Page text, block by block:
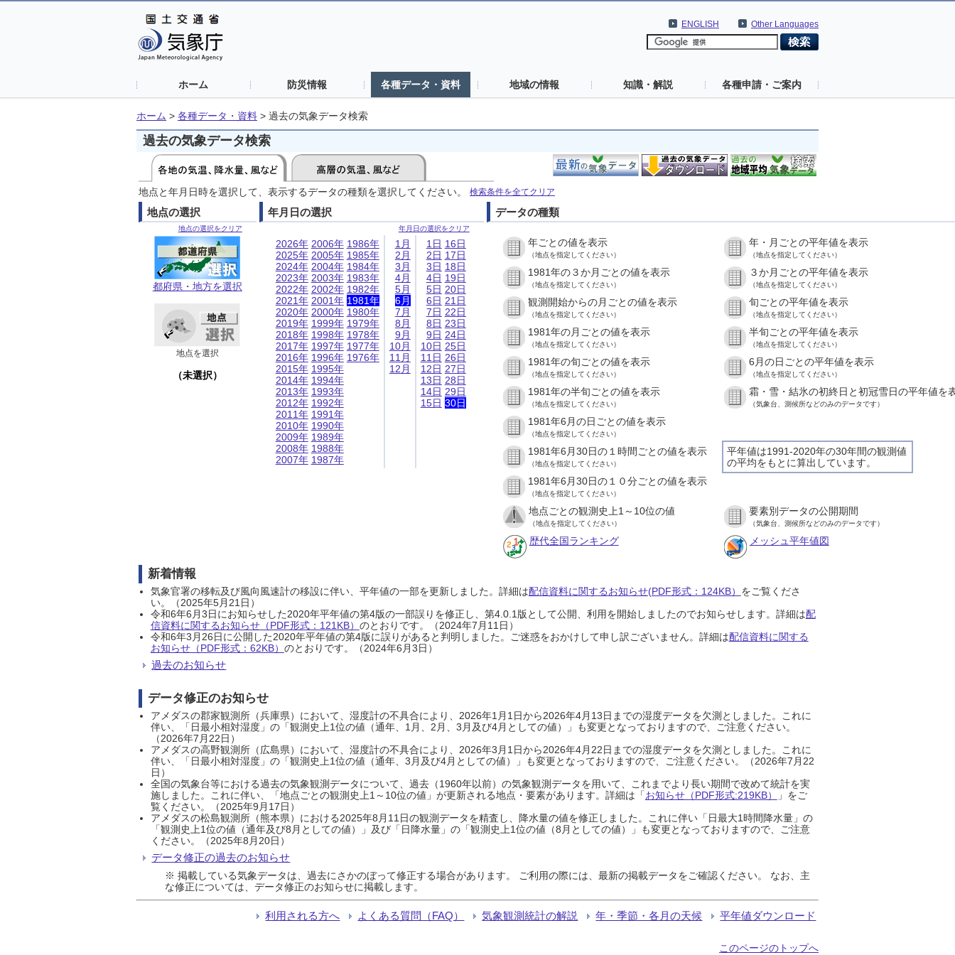
Other Languages
ENGLISH
ホーム 防災情報 各種データ・資料 地域の情報 知識・解説 各種申請・ご案内
ホーム > 各種データ・資料 > 過去の気象データ検索
過去の気象データ検索
地点と年月日時を選択して、表示するデータの種類を選択してください。 検索条件を全てクリア
地点の選択
地点の選択をクリア
都府県・地方を選択
地点を選択
（未選択）
年月日の選択
年月日の選択をクリア
2026年
2025年
2024年
2023年
2022年
2021年
2020年
2019年
2018年
2017年
2016年
2015年
2014年
2013年
2012年
2011年
2010年
2009年
2008年
2007年
2006年
2005年
2004年
2003年
2002年
2001年
2000年
1999年
1998年
1997年
1996年
1995年
1994年
1993年
1992年
1991年
1990年
1989年
1988年
1987年
1986年
1985年
1984年
1983年
1982年
1981年
1980年
1979年
1978年
1977年
1976年
1月
2月
3月
4月
5月
6月
7月
8月
9月
10月
11月
12月
1日
2日
3日
4日
5日
6日
7日
8日
9日
10日
11日
12日
13日
14日
15日
16日
17日
18日
19日
20日
21日
22日
23日
24日
25日
26日
27日
28日
29日
30日
データの種類
年ごとの値を表示
（地点を指定してください）
年・月ごとの平年値を表示
（地点を指定してください）
1981年の３か月ごとの値を表示
（地点を指定してください）
３か月ごとの平年値を表示
（地点を指定してください）
観測開始からの月ごとの値を表示
（地点を指定してください）
旬ごとの平年値を表示
（地点を指定してください）
1981年の月ごとの値を表示
（地点を指定してください）
半旬ごとの平年値を表示
（地点を指定してください）
1981年の旬ごとの値を表示
（地点を指定してください）
6月の日ごとの平年値を表示
（地点を指定してください）
1981年の半旬ごとの値を表示
（地点を指定してください）
霜・雪・結氷の初終日と初冠雪日の平年値を
（気象台、測候所などのみのデータです）
1981年6月の日ごとの値を表示
（地点を指定してください）
平年値は1991-2020年の30年間の観測値
の平均をもとに算出しています。
1981年6月30日の１時間ごとの値を表示
（地点を指定してください）
1981年6月30日の１０分ごとの値を表示
（地点を指定してください）
地点ごとの観測史上1～10位の値
（地点を指定してください）
要素別データの公開期間
（気象台、測候所などのみのデータです）
歴代全国ランキング メッシュ平年値図
新着情報
気象官署の移転及び風向風速計の移設に伴い、平年値の一部を更新しました。詳細は配信資料に関するお知らせ(PDF形式：124KB） をご覧くださ
い。（2025年5月21日）
令和6年6月3日にお知らせした2020年平年値の第4版の一部誤りを修正し、第4.0.1版として公開、利用を開始しましたのでお知らせします。詳細は配
信資料に関するお知らせ（PDF形式：121KB） のとおりです。（2024年7月11日）
令和6年3月26日に公開した2020年平年値の第4版に誤りがあると判明しました。ご迷惑をおかけして申し訳ございません。詳細は配信資料に関する
お知らせ（PDF形式：62KB） のとおりです。（2024年6月3日）
過去のお知らせ
データ修正のお知らせ
アメダスの郡家観測所（兵庫県）において、湿度計の不具合により、2026年1月1日から2026年4月13日までの湿度データを欠測としました。これに
伴い、「日最小相対湿度」の「観測史上1位の値（通年、1月、2月、3月及び4月としての値）」も変更となっておりますので、ご注意ください。
（2026年7月22日）
アメダスの高野観測所（広島県）において、湿度計の不具合により、2026年3月1日から2026年4月22日までの湿度データを欠測としました。これに
伴い、「日最小相対湿度」の「観測史上1位の値（通年、3月及び4月としての値）」も変更となっておりますので、ご注意ください。（2026年7月22
日）
全国の気象台等における過去の気象観測データについて、過去（1960年以前）の気象観測データを用いて、これまでより長い期間で改めて統計を実
施しました。これに伴い、「地点ごとの観測史上1～10位の値」が更新される地点・要素があります。詳細は「お知らせ（PDF形式:219KB）
」をご
覧ください。（2025年9月17日）
アメダスの松島観測所（熊本県）における2025年8月11日の観測データを精査し、降水量の値を修正しました。これに伴い「日最大1時間降水量」の
「観測史上1位の値（通年及び8月としての値）」及び「日降水量」の「観測史上1位の値（8月としての値）」も変更となっておりますので、ご注意
ください。（2025年8月20日）
データ修正の過去のお知らせ
※ 掲載している気象データは、過去にさかのぼって修正する場合があります。 ご利用の際には、最新の掲載データをご確認ください。 なお、主
な修正については、データ修正のお知らせに掲載します。
利用される方へ よくある質問（FAQ） 気象観測統計の解説 年・季節・各月の天候 平年値ダウンロード
このページのトップへ